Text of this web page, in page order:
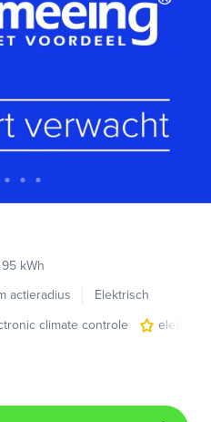
kWh
actieradius
Elektrisch
climate controle